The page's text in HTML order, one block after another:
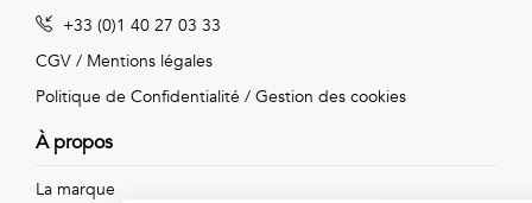
+33 (0)1 40 27 03 33
CGV / Mentions légales
Politique de Confidentialité / Gestion des cookies
À propos
La marque